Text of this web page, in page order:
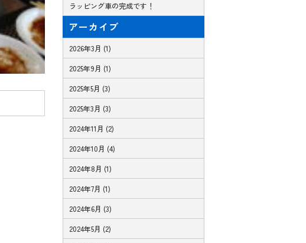
ラッピング車の完成です！
アーカイブ
2026年3月 (1)
2025年9月 (1)
2025年5月 (3)
2025年3月 (3)
2024年11月 (2)
2024年10月 (4)
2024年8月 (1)
2024年7月 (1)
2024年6月 (3)
2024年5月 (2)